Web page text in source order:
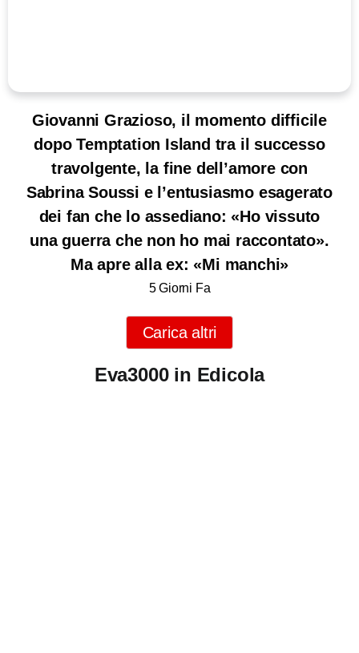
Giovanni Grazioso, il momento difficile
dopo Temptation Island tra il successo
travolgente, la fine dell’amore con
Sabrina Soussi e l’entusiasmo esagerato
dei fan che lo assediano: «Ho vissuto
una guerra che non ho mai raccontato».
Ma apre alla ex: «Mi manchi»
5 Giorni Fa
Carica altri
Eva3000 in Edicola